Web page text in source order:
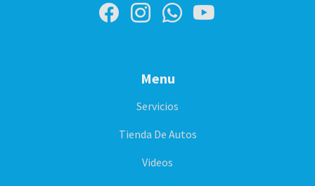
Menu
Servicios
Tienda De Autos
Videos